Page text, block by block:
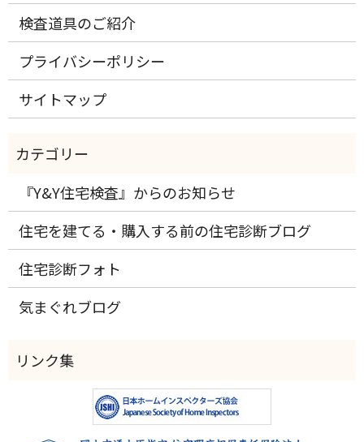
検査道具のご紹介
プライバシーポリシー
サイトマップ
『Y&Y住宅検査』からのお知らせ
住宅を建てる・購入する前の住宅診断ブログ
住宅診断フォト
気まぐれブログ